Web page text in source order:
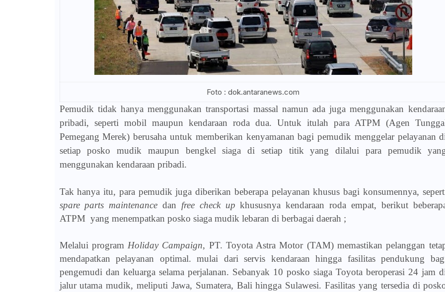
Foto : dok.antaranews.com
Pemudik tidak hanya menggunakan transportasi massal namun ada juga menggunakan
pribadi, seperti mobil maupun kendaraan roda dua. Untuk itulah para ATPM (Agen
Pemegang Merek) berusaha untuk memberikan kenyamanan bagi pemudik menggelar pelayanan
setiap posko mudik maupun bengkel siaga di setiap titik yang dilalui para pemudik
menggunakan kendaraan pribadi.
Tak hanya itu, para pemudik juga diberikan beberapa pelayanan khusus bagi konsumennya,
spare parts maintenance dan free check up khususnya kendaraan roda empat, berikut
ATPM yang menempatkan posko siaga mudik lebaran di berbagai daerah ;
Melalui program Holiday Campaign, PT. Toyota Astra Motor (TAM) memastikan pelanggan
mendapatkan pelayanan optimal. mulai dari servis kendaraan hingga fasilitas pendukung
pengemudi dan keluarga selama perjalanan. Sebanyak 10 posko siaga Toyota beroperasi 24 jam
jalur utama mudik, meliputi Jawa, Sumatera, Bali hingga Sulawesi. Fasilitas yang tersedia di